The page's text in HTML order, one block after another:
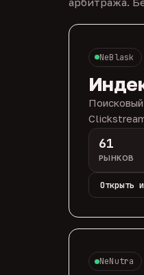
NeBlask
61
РЫНКОВ
Открыть
NeNutra